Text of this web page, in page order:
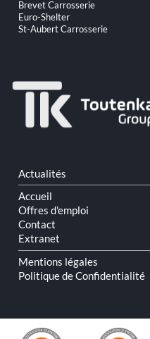
contenu
Brevet Carrosserie
Euro-Shelter
St-Aubert Carrosserie
Aller
au
contenu
Actualités
Accueil
Offres d'emploi
Contact
Extranet
Mentions légales
Politique de Confidentialité